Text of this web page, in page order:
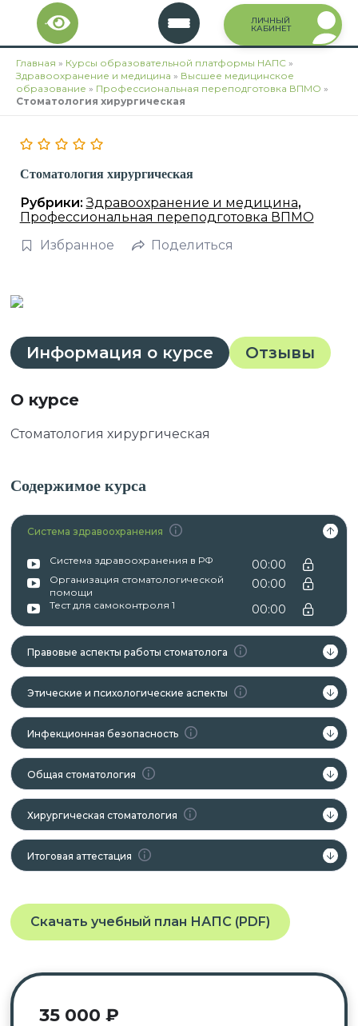
Перейти
содержимому
ЛИЧНЫЙ
КАБИНЕТ
Главная » Курсы образовательной платформы НАПС »
Здравоохранение и медицина » Высшее медицинское
образование » Профессиональная переподготовка ВПМО »
Стоматология хирургическая
Стоматология хирургическая
Рубрики:Здравоохранение и медицина,
Профессиональная переподготовка ВПМО
Избранное
Поделиться
Информация о курсе Отзывы
О курсе
Стоматология хирургическая
Содержимое курса
Система здравоохранения
Система здравоохранения в РФ 00:00
Организация стоматологической
помощи
00:00
Тест для самоконтроля 1 00:00
Правовые аспекты работы стоматолога
Этические и психологические аспекты
Инфекционная безопасность
Общая стоматология
Хирургическая стоматология
Итоговая аттестация
Скачать учебный план НАПС (PDF)
35 000 ₽